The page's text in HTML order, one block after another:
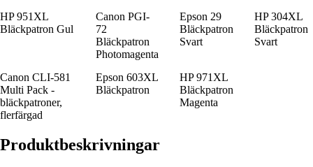
HP 951XL
Bläckpatron Gul
Canon PGI-
72
Bläckpatron
Photomagenta
Epson 29
Bläckpatron
Svart
HP 304XL
Bläckpatron
Svart
Canon CLI-581
Multi Pack -
bläckpatroner,
flerfärgad
Epson 603XL
Bläckpatron
HP 971XL
Bläckpatron
Magenta
Produktbeskrivningar